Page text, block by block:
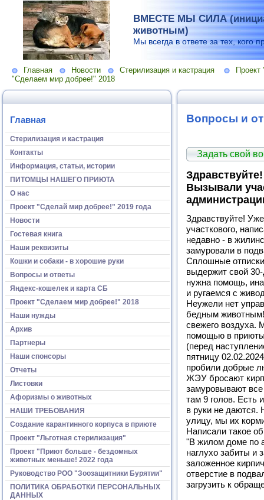
ВМЕСТЕ МЫ СИЛА
животным)
Мы всегда в ответе за тех, кого
Главная Новости Стерилизация и кастрация
"Сделаем мир добрее!" 2018
Главная
Стерилизация и кастрация
Контакты
Информация, статьи, истории
ПИТОМЦЫ НАШЕГО ПРИЮТА
О нас
Проект "Сделай мир добрее!" 2019 года
Новости
Гостевая книга
Наши реквизиты
Кошки и собаки - в хорошие руки
Вопросы и ответы
Яндекс-кошелек и карта СБ
Проект "Сделаем мир добрее!" 2018
Наши нужды
Архив
Партнеры
Наши спонсоры
Отчеты
Листовки
Афоризмы о животных
НАШИ ТРЕБОВАНИЯ
Создание карантинного корпуса в приюте
Проект "Льготная стерилизация"
Проект "Приют больше - бездомных
животных меньше! 2022 года
Руководство РОО "Зоозащитники Бурятии"
ПОЛИТИКА ОБРАБОТКИ ПЕРСОНАЛЬНЫХ
ДАННЫХ
Вопросы и
Задать свой
Вызывали
Здравствуйте!
участкового,
недавно - в
замуровали в
Сплошные
выдержит свой 30-
нужна помощь,
и ругаемся с
Неужели нет
бедным
свежего воздуха.
помощью в
(перед
пятницу
пробили добрые
ЖЭУ бросают
замуровывают
там 9 голов. Есть
в руки не даются.
улицу, мы их
Написали такое
"В жилом доме по
наглухо забиты и
заложенное
отверстие в
загрузить к